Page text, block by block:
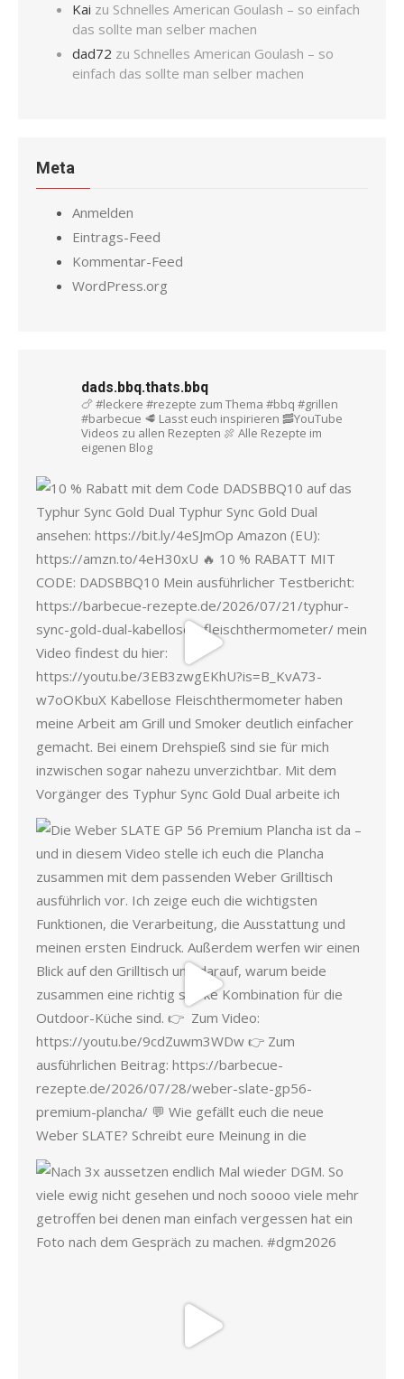
Kai zu Schnelles American Goulash – so einfach
das sollte man selber machen
dad72 zu Schnelles American Goulash – so
einfach das sollte man selber machen
Meta
Anmelden
Eintrags-Feed
Kommentar-Feed
WordPress.org
dads.bbq.thats.bbq
🍗 #leckere #rezepte zum Thema #bbq #grillen
#barbecue 🥩 Lasst euch inspirieren 🥓YouTube
Videos zu allen Rezepten 🍖 Alle Rezepte im
eigenen Blog